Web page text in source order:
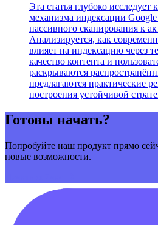
Эта статья глубоко
механизма индексации
пассивного сканирования к
Анализируется, как
влияет на индексацию через
качество контента и
раскрываются
предлагаются практические
построения устойчивой
Готовы начать?
Попробуйте наш продукт прямо
новые возможности.